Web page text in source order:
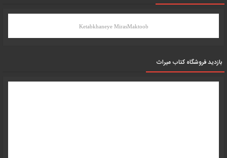
Ketabkhaneye MirasMaktoob
بازدید فروشگاه کتاب میراث